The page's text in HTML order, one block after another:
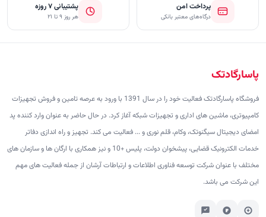
پرداخت امن
درگاه‌های معتبر بانکی
پشتیبانی ۷ روزه
هر روز ۹ تا ۲۱
پاسارگادتک
فروشگاه پاسارگادتک فعالیت خود را در سال 1391 با ورود به عرصه تامین و فروش تجهیزات
کامپیوتری، ماشین های اداری و تجهیزات شبکه آغاز کرد. در حال حاضر به عنوان وارد کننده پد
امضای دیجیتال سیگنوتک، وکام، قلم نوری و ... فعالیت می کند. تجهیز و راه اندازی دفاتر
خدمات الکترونیک قضایی، پیشخوان دولت، پلیس +10 و نیز همکاری با ارگان ها و سازمان های
مختلف با عنوان شرکت توسعه فناوری اطلاعات و ارتباطات آرشان از جمله فعالیت های مهم
این شرکت می باشد.